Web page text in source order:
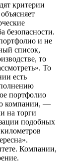
критерии
безопасности.
и не
список,
то
То
есть
портфолио
компании, —
на торги
подобных
Компании,